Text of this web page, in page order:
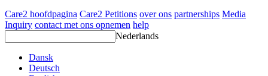
Care2 hoofdpagina Care2 Petitions over ons partnerships Media
Inquiry contact met ons opnemen help
Nederlands
Dansk
Deutsch